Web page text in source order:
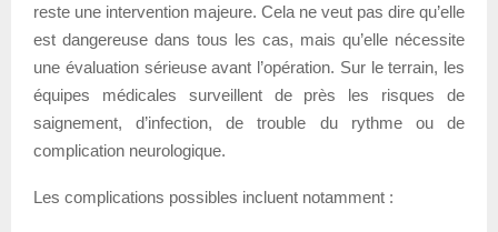
reste une intervention majeure. Cela ne veut pas dire qu’elle
est dangereuse dans tous les cas, mais qu’elle nécessite
une évaluation sérieuse avant l’opération. Sur le terrain, les
équipes médicales surveillent de près les risques de
saignement, d’infection, de trouble du rythme ou de
complication neurologique.
Les complications possibles incluent notamment :